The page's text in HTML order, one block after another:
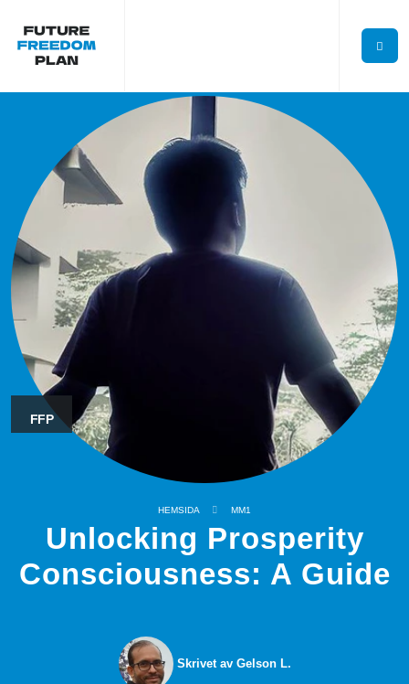
FFP
HEMSIDA MM1
Unlocking Prosperity
Consciousness: A Guide
Skrivet av Gelson L.